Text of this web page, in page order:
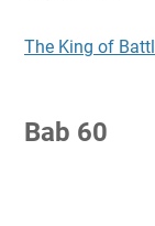
The King of
Bab 60